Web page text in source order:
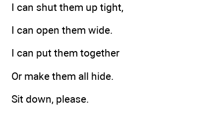
I can shut them up tight,
I can open them wide.
I can put them together
Or make them all hide.
Sit down, please.